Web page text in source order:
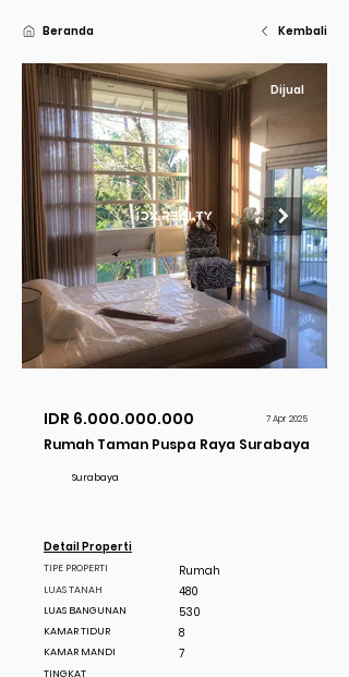
Beranda Kembali
Dijual
IDR 6.000.000.000 7 Apr 2025
Rumah Taman Puspa Raya Surabaya
Surabaya
Detail Properti
TIPE PROPERTI
LUAS TANAH
LUAS BANGUNAN
KAMAR TIDUR
KAMAR MANDI
TINGKAT
Rumah
480
530
8
7